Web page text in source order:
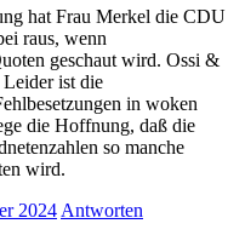
hat Frau Merkel die CDU
raus, wenn
geschaut wird. Ossi &
ist die
in woken
die Hoffnung, daß die
so manche
wird.
2024 Antworten